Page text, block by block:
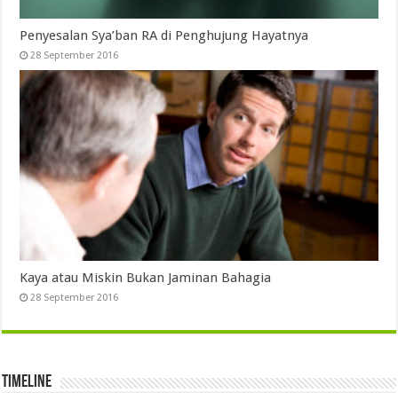
Penyesalan Sya’ban RA di Penghujung Hayatnya
28 September 2016
Kaya atau Miskin Bukan Jaminan Bahagia
28 September 2016
Timeline